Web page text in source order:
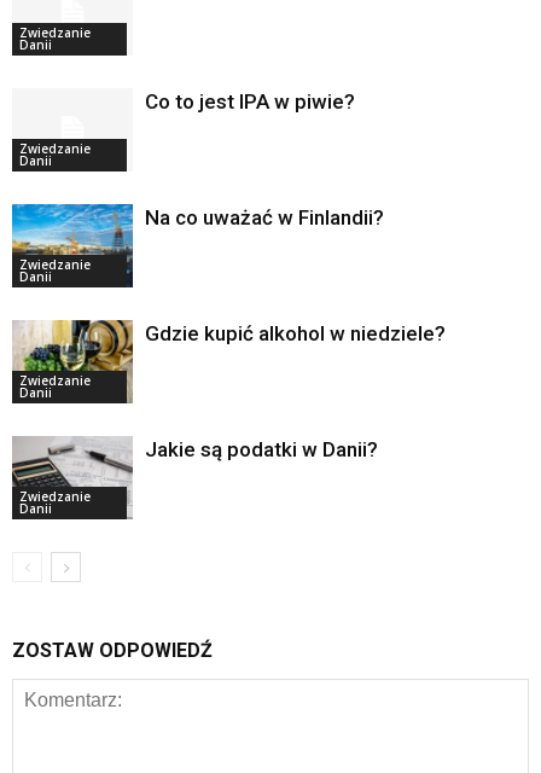
Zwiedzanie
Danii
Zwiedzanie
Danii
Co to jest IPA w piwie?
Zwiedzanie
Danii
Na co uważać w Finlandii?
Zwiedzanie
Danii
Gdzie kupić alkohol w niedziele?
Zwiedzanie
Danii
Jakie są podatki w Danii?
ZOSTAW ODPOWIEDŹ